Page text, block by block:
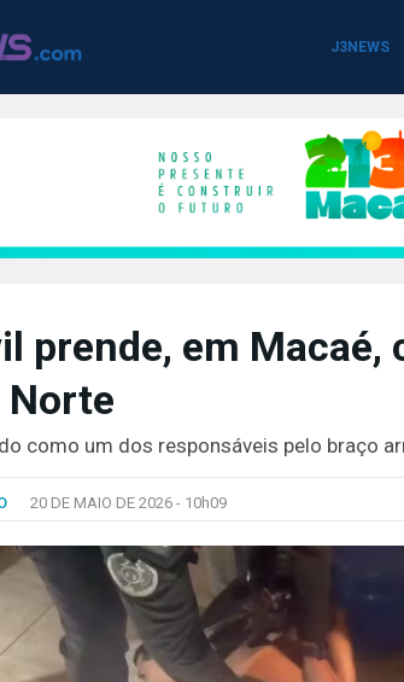
J3NEWS
prende, em Macaé,
Norte
como um dos responsáveis pelo braço
20 DE MAIO DE 2026 - 10h09